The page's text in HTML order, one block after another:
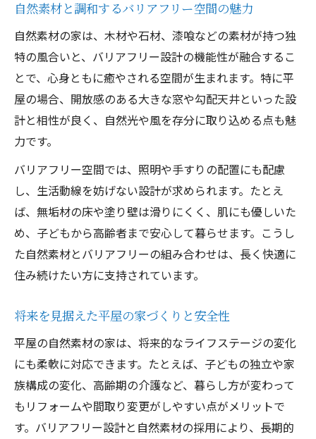
自然素材と調和するバリアフリー空間の魅力
自然素材の家は、木材や石材、漆喰などの素材が持つ独
特の風合いと、バリアフリー設計の機能性が融合するこ
とで、心身ともに癒やされる空間が生まれます。特に平
屋の場合、開放感のある大きな窓や勾配天井といった設
計と相性が良く、自然光や風を存分に取り込める点も魅
力です。
バリアフリー空間では、照明や手すりの配置にも配慮
し、生活動線を妨げない設計が求められます。たとえ
ば、無垢材の床や塗り壁は滑りにくく、肌にも優しいた
め、子どもから高齢者まで安心して暮らせます。こうし
た自然素材とバリアフリーの組み合わせは、長く快適に
住み続けたい方に支持されています。
将来を見据えた平屋の家づくりと安全性
平屋の自然素材の家は、将来的なライフステージの変化
にも柔軟に対応できます。たとえば、子どもの独立や家
族構成の変化、高齢期の介護など、暮らし方が変わって
もリフォームや間取り変更がしやすい点がメリットで
す。バリアフリー設計と自然素材の採用により、長期的